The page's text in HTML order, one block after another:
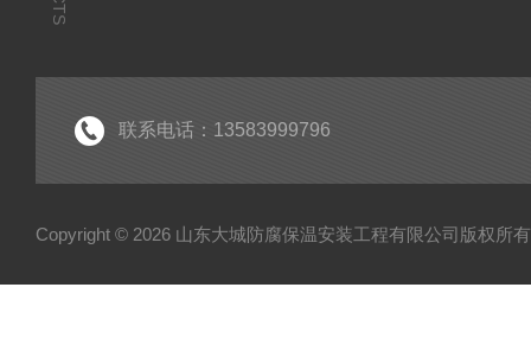
联系电话：13583999796
Copyright © 2026 山东大城防腐保温安装工程有限公司版权所